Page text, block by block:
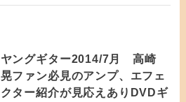
ヤングギター2014/7月 高崎
晃ファン必見のアンプ、エフェ
クター紹介が見応えありDVDギ